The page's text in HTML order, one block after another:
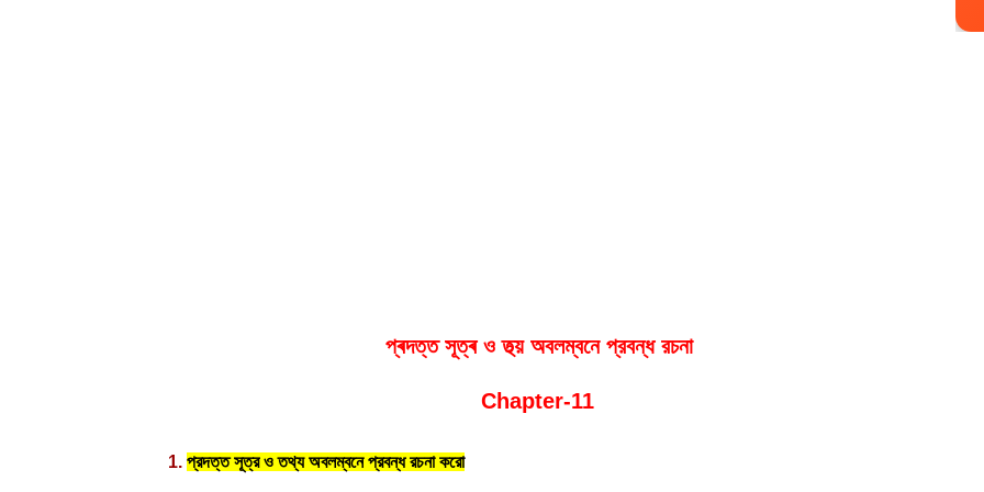
প্ৰদত্ত সূত্ৰ ও তথ্য় অবলম্বনে প্রবন্ধ রচনা
Chapter-11
1. প্রদত্ত সূত্র ও তথ্য অবলম্বনে প্রবন্ধ রচনা করো